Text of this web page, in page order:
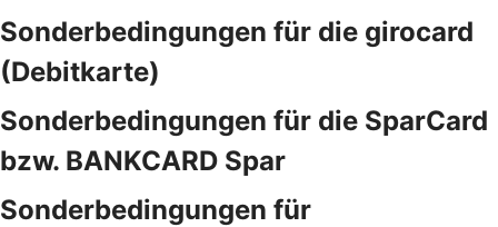
Sonderbedingungen für die girocard
(Debitkarte)
Sonderbedingungen für die SparCard
bzw. BANKCARD Spar
Sonderbedingungen für